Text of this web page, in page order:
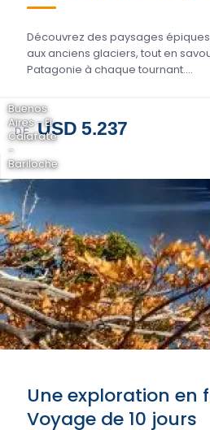
Découvrez des paysages
aux anciens glaciers, tout en
Patagonie à chaque tournant....
DE USD 5.237
Buenos
Aires - El
Calafate
-
Bariloche
Une exploration en
Voyage de 10 jours